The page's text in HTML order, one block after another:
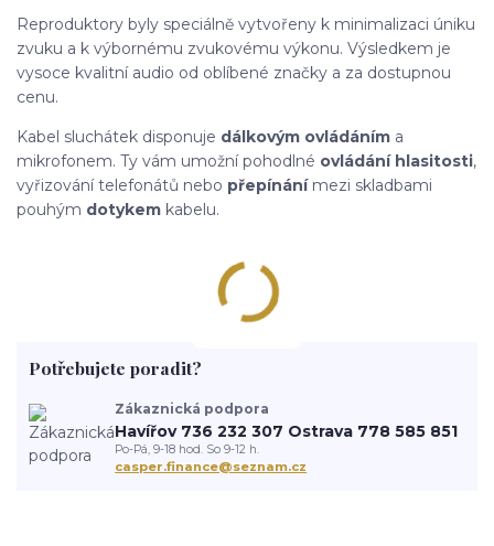
Reproduktory byly speciálně vytvořeny k minimalizaci úniku
zvuku a k výbornému zvukovému výkonu. Výsledkem je
vysoce kvalitní audio od oblíbené značky a za dostupnou
cenu.
Kabel sluchátek disponuje dálkovým ovládáním a
mikrofonem. Ty vám umožní pohodlné ovládání hlasitosti,
vyřizování telefonátů nebo přepínánímezi skladbami
pouhým dotykem kabelu.
Potřebujete poradit?
Zákaznická podpora
Havířov 736 232 307 Ostrava 778 585 851
Po-Pá, 9-18 hod. So 9-12 h.
casper.finance@seznam.cz